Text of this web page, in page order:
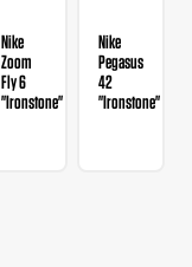
Nike
Zoom
Fly 6
"Ironstone"
Nike
Pegasus
42
"Ironstone"